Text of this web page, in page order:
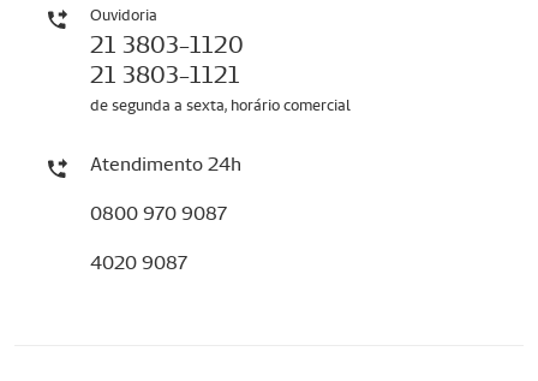
Ouvidoria
21 3803-1120
21 3803-1121
de segunda a sexta, horário comercial
Atendimento 24h
0800 970 9087
4020 9087